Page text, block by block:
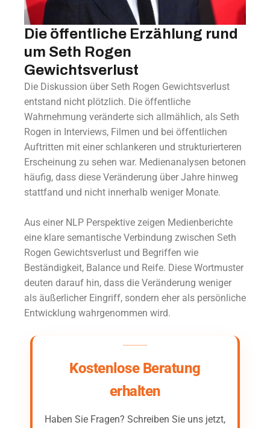
Die öffentliche Erzählung rund
um Seth Rogen
Gewichtsverlust
Die Diskussion über Seth Rogen Gewichtsverlust
entstand nicht plötzlich. Die öffentliche
Wahrnehmung veränderte sich allmählich, als Seth
Rogen in Interviews, Filmen und bei öffentlichen
Auftritten mit einer schlankeren und strukturierteren
Erscheinung zu sehen war. Medienanalysen betonen
häufig, dass diese Veränderung über Jahre hinweg
stattfand und nicht innerhalb weniger Monate.
Aus einer NLP Perspektive zeigen Medienberichte
eine klare semantische Verbindung zwischen Seth
Rogen Gewichtsverlust und Begriffen wie
Beständigkeit, Balance und Reife. Diese Wortmuster
deuten darauf hin, dass die Veränderung weniger
als äußerlicher Eingriff, sondern eher als persönliche
Entwicklung wahrgenommen wird.
Kostenlose Beratung
erhalten
Haben Sie Fragen? Schreiben Sie uns jetzt,